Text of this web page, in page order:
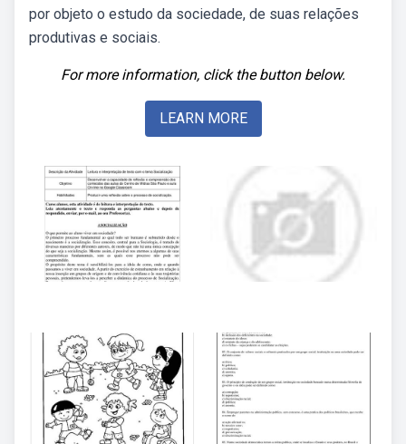
por objeto o estudo da sociedade, de suas relações
produtivas e sociais.
For more information, click the button below.
LEARN MORE